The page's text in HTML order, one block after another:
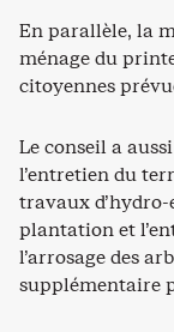
En parallèle, la
ménage du
citoyennes
Le conseil a
l’entretien du
travaux
plantation et
l’arrosage des
supplémentaire